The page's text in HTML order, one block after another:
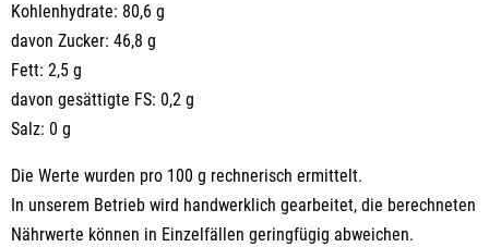
Kohlenhydrate: 80,6 g
davon Zucker: 46,8 g
Fett: 2,5 g
davon gesättigte FS: 0,2 g
Salz: 0 g
Die Werte wurden pro 100 g rechnerisch ermittelt.
In unserem Betrieb wird handwerklich gearbeitet, die berechneten
Nährwerte können in Einzelfällen geringfügig abweichen.